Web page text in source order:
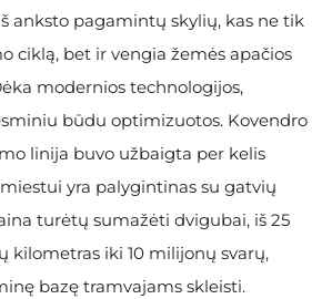
anksto pagamintų skylių, kas ne tik
ciklą, bet ir vengia žemės apačios
modernios technologijos,
būdu optimizuotos. Kovendro
linija buvo užbaigta per kelis
yra palygintinas su gatvių
turėtų sumažėti dvigubai, iš 25
kilometras iki 10 milijonų svarų,
bazę tramvajams skleisti.